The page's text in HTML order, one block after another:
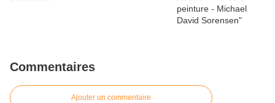
Commentaires
Ajouter un commentaire